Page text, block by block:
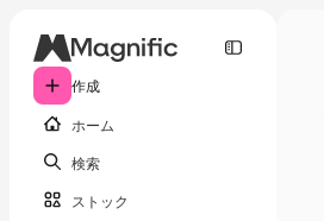
作成
ホーム
検索
ストック